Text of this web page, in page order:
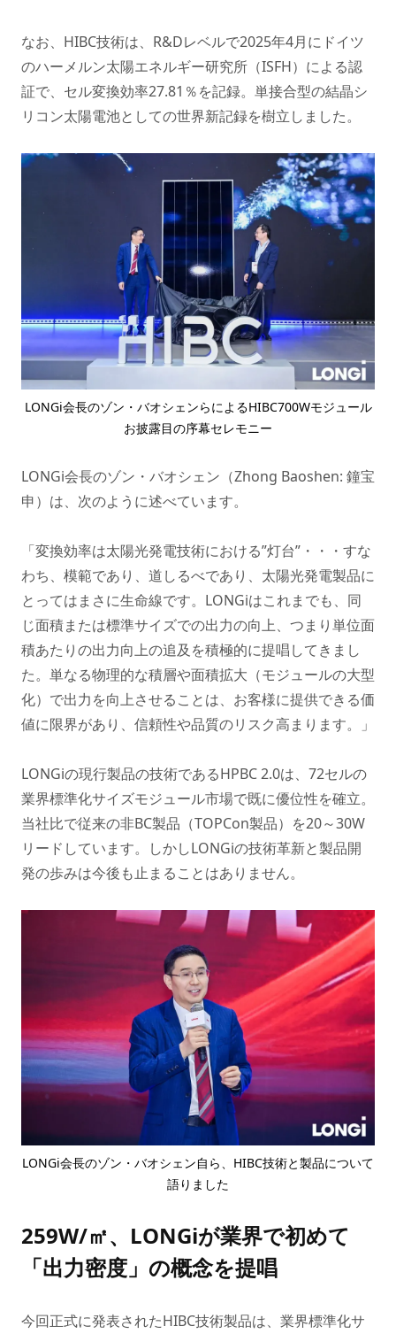
なお、HIBC技術は、R&Dレベルで2025年4月にドイツ
のハーメルン太陽エネルギー研究所（ISFH）による認
証で、セル変換効率27.81％を記録。単接合型の結晶シ
リコン太陽電池としての世界新記録を樹立しました。
LONGi会長のゾン・バオシェンらによるHIBC700Wモジュール
お披露目の序幕セレモニー
LONGi会長のゾン・バオシェン（Zhong Baoshen: 鐘宝
申）は、次のように述べています。
「変換効率は太陽光発電技術における”灯台”・・・すな
わち、模範であり、道しるべであり、太陽光発電製品に
とってはまさに生命線です。LONGiはこれまでも、同
じ面積または標準サイズでの出力の向上、つまり単位面
積あたりの出力向上の追及を積極的に提唱してきまし
た。単なる物理的な積層や面積拡大（モジュールの大型
化）で出力を向上させることは、お客様に提供できる価
値に限界があり、信頼性や品質のリスク高まります。」
LONGiの現行製品の技術であるHPBC 2.0は、72セルの
業界標準化サイズモジュール市場で既に優位性を確立。
当社比で従来の非BC製品（TOPCon製品）を20～30W
リードしています。しかしLONGiの技術革新と製品開
発の歩みは今後も止まることはありません。
LONGi会長のゾン・バオシェン自ら、HIBC技術と製品について
語りました
259W/㎡、LONGiが業界で初めて
「出力密度」の概念を提唱
今回正式に発表されたHIBC技術製品は、業界標準化サ